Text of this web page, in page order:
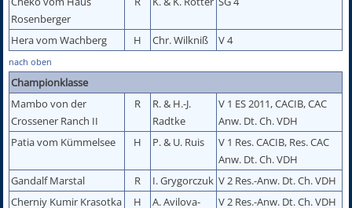
Rosenberger
Hera vom Wachberg H Chr. Wilkniß V 4
nach oben
Championklasse
Mambo von der
Crossener Ranch II
R
R. & H.-J.
Radtke
V 1 ES 2011, CACIB, CAC
Anw. Dt. Ch. VDH
Patia vom Kümmelsee
H P. & U. Ruis
V 1 Res. CACIB, Res. CAC
Anw. Dt. Ch. VDH
Gandalf Marstal
R I. Grygorczuk V 2 Res.-Anw. Dt. Ch. VDH
Cherniy Kumir Krasotka
H A. Avilova- V 2 Res.-Anw. Dt. Ch. VDH